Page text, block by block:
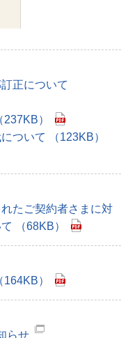
正について
）
ついて （123KB）
たご契約者さまに対
（68KB）
）
らせ